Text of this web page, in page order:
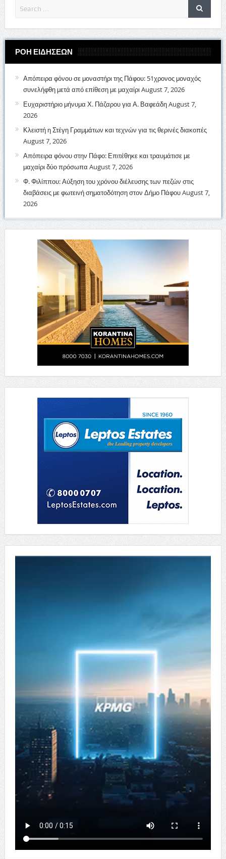
ΡΟΗ ΕΙΔΗΣΕΩΝ
Απόπειρα φόνου σε μοναστήρι της Πάφου: 51χρονος μοναχός
συνελήφθη μετά από επίθεση με μαχαίριAugust 7, 2026
Ευχαριστήριο μήνυμα Χ. Πάζαρου για Α. ΒαφεάδηAugust 7,
2026
Κλειστή η Στέγη Γραμμάτων και τεχνών για τις θερινές διακοπές
August 7, 2026
Απόπειρα φόνου στην Πάφο: Επιτέθηκε και τραυμάτισε με
μαχαίρι δύο πρόσωπα August 7, 2026
Φ. Φιλίππου: Αύξηση του χρόνου διέλευσης των πεζών στις
διαβάσεις με φωτεινή σηματοδότηση στον Δήμο ΠάφουAugust 7,
2026